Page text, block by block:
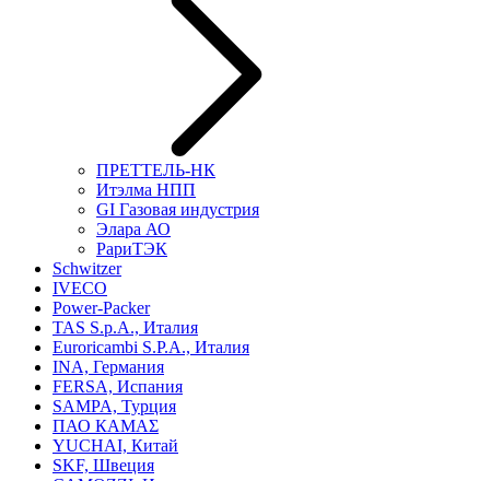
ПРЕТТЕЛЬ-НК
Итэлма НПП
GI Газовая индустрия
Элара АО
РариТЭК
Schwitzer
IVECO
Power-Packer
TAS S.p.A., Италия
Euroricambi S.P.A., Италия
INA, Германия
FERSA, Испания
SAMPA, Турция
ПАО КАМАΣ
YUCHAI, Китай
SKF, Швеция